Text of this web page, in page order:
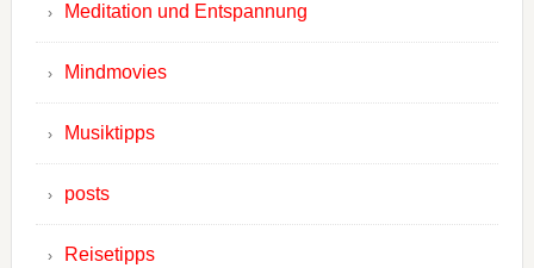
Meditation und Entspannung
Mindmovies
Musiktipps
posts
Reisetipps